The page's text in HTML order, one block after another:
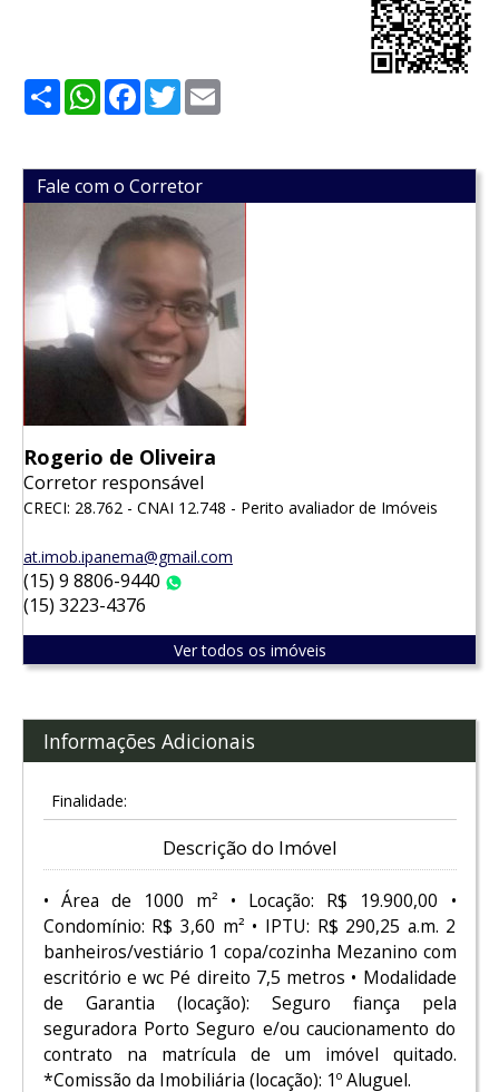
ShareWhatsApp
Facebook
Twitter
Fale com o Corretor
Rogerio de Oliveira
Corretor responsável
CRECI: 28.762 - CNAI 12.748 - Perito avaliador de Imóveis
at.imob.ipanema@gmail.com
(15) 9 8806-9440
(15) 3223-4376
Ver todos os imóveis
Informações Adicionais
Finalidade:
Descrição do Imóvel
• Área de 1000 m² • Locação: R$ 19.900,00 •
Condomínio: R$ 3,60 m² • IPTU: R$ 290,25 a.m. 2
banheiros/vestiário 1 copa/cozinha Mezanino com
escritório e wc Pé direito 7,5 metros • Modalidade
de Garantia (locação): Seguro fiança pela
seguradora Porto Seguro e/ou caucionamento do
contrato na matrícula de um imóvel quitado.
*Comissão da Imobiliária (locação): 1º Aluguel.